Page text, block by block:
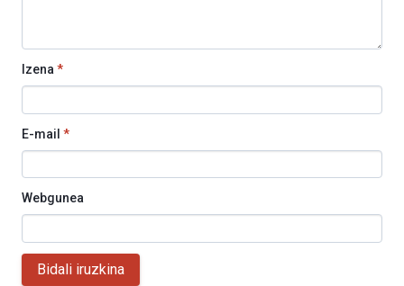
Izena*
E-mail *
Webgunea
Bidali iruzkina